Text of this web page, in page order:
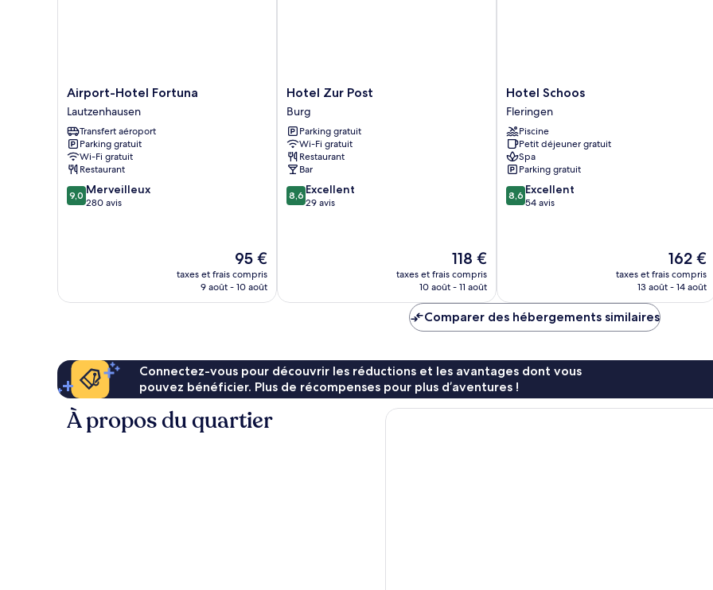
Airport-
Hotel
Fortuna
Lautzenhausen
Airport-Hotel Fortuna
Lautzenhausen
Transfert aéroport
Parking gratuit
Wi-Fi gratuit
Restaurant
9.0
sur
9,0 Merveilleux
280 avis
Le
nouveau
prix
95 €
taxes et frais compris
9 août - 10 août
Hotel
Zur
Post
Burg
Hotel Zur Post
Burg
Parking gratuit
Wi-Fi gratuit
Restaurant
Bar
8.6
sur
8,6 Excellent
29 avis
Le
nouveau
prix
de
118 €
118 €
taxes et frais compris
10 août - 11 août
Hotel
Schoos
Fleringen
Hotel Schoos
Fleringen
Piscine
Petit déjeuner gratuit
Spa
Parking gratuit
8.6
sur
8,6 Excellent
54 avis
Le
nouveau
prix
162 €
taxes et frais compris
13 août - 14 août
Comparer des hébergements similaires
Connectez-vous pour découvrir les réductions et les avantages dont vous
pouvez bénéficier. Plus de récompenses pour plus d’aventures !
À propos du quartier